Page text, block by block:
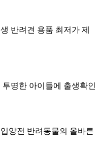
반려견 용품 최저가 제
명한 아이들에 출생확인
양전 반려동물의 올바른